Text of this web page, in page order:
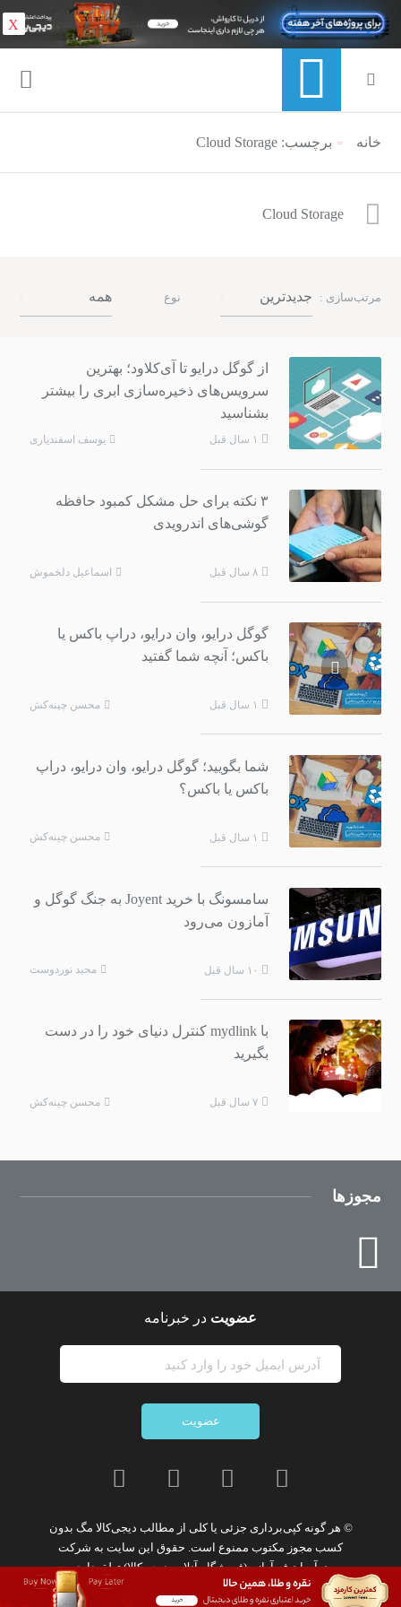
منوی ناوبری خرده نان
خانه برچسب: Cloud Storage
Cloud Storage
مرتب‌سازی : جدیدترین نوع همه
از گوگل درایو تا آی‌کلاود؛ بهترین
سرویس‌های ذخیره‌سازی ابری را بیشتر
بشناسید
۱ سال قبل یوسف اسفندیاری
۳ نکته برای حل مشکل کمبود حافظه
گوشی‌های اندرویدی
۸ سال قبل اسماعیل دلخموش
گوگل درایو، وان درایو، دراپ باکس یا
باکس؛ آنچه شما گفتید
۱ سال قبل محسن چینه‌کش
شما بگویید؛ گوگل درایو، وان درایو، دراپ
باکس یا باکس؟
۱ سال قبل محسن چینه‌کش
سامسونگ با خرید Joyent به جنگ گوگل و
آمازون می‌رود
۱۰ سال قبل مجید نوردوست
با mydlink کنترل دنیای خود را در دست
بگیرید
۷ سال قبل محسن چینه‌کش
مجوزها
عضویت در خبرنامه
عضویت
© هر گونهکپی‌برداری جزئی یا کلی از مطالب دیجی‌کالا مگ بدون
کسب مجوز مکتوب ممنوع است. حقوق این سایت به شرکت
نوآوران فن‌آوازه (فروشگاه آنلاین دیجی‌کالا)تعلق دارد.
X